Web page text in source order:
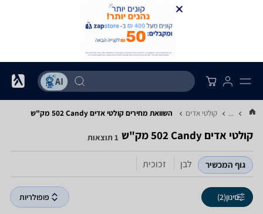
... קולטי אדים השוואת מחירים קולטי אדים ‏Candy ‏502 ‏מק"ש
קולטי אדים ‏Candy ‏502 ‏מק"ש 1 תוצאות
גוף המכשיר לבן זכוכית
סינון(2) פופולריות